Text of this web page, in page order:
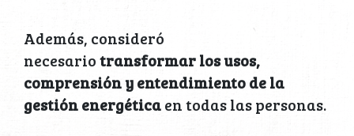
Además, consideró
necesariotransformar los usos,
comprensión y entendimiento de la
gestión energéticaen todas las personas.